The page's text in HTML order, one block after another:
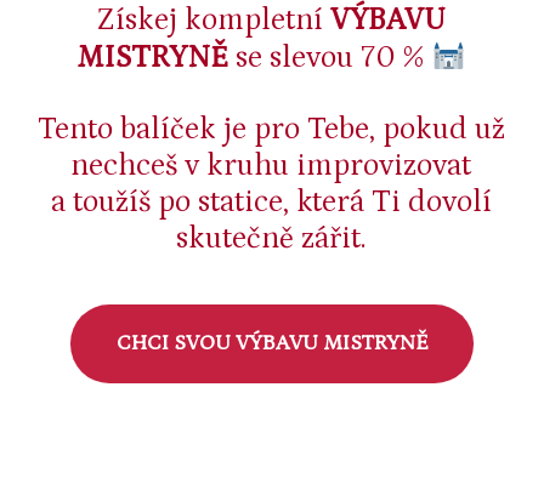
Získej kompletní VÝBAVU
MISTRYNĚ se slevou 70 %
Tento balíček je pro Tebe, pokud už
nechceš v kruhu improvizovat
a toužíš po statice, která Ti dovolí
skutečně zářit.
CHCI SVOU VÝBAVU MISTRYNĚ